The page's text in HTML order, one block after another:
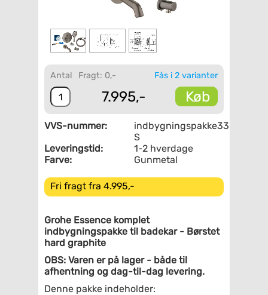
Fås i 2 varianter
Antal Fragt: 0,-
7.995,- Køb
VVS-nummer:
indbygningspakke33-
S
Leveringstid:
1-2 hverdage
Farve:
Gunmetal
Fri fragt fra 4.995,-
Grohe Essence komplet
indbygningspakke til badekar - Børstet
hard graphite
OBS: Varen er på lager - både til
afhentning og dag-til-dag levering.
Denne pakke indeholder: